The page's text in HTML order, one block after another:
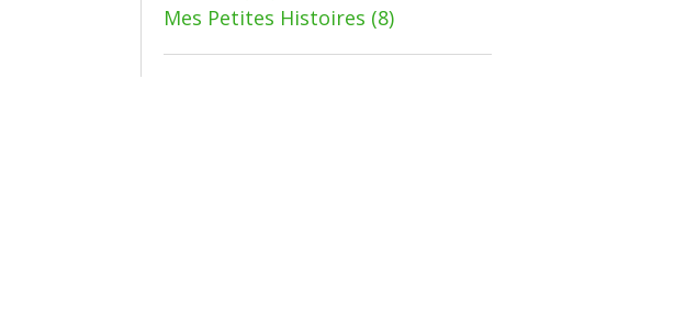
Mes Petites Histoires (8)